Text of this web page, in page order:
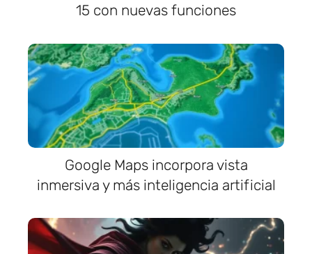
15 con nuevas funciones
Google Maps incorpora vista
inmersiva y más inteligencia artificial